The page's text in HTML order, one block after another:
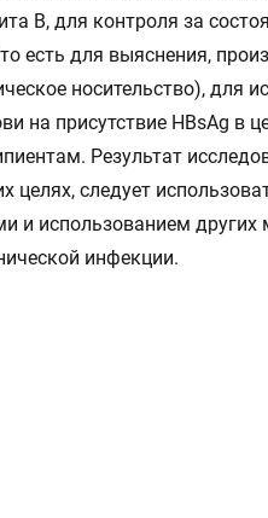
В, для контроля за
есть для выяснения,
носительство), для
на присутствие HBsAg в
Результат
целях, следует
и использованием других
инфекции.